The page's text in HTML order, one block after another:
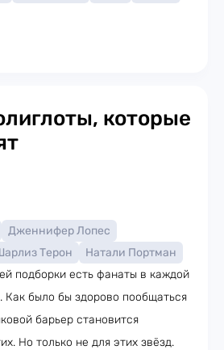
которые
Дженнифер Лопес
Терон
Натали Портман
подборки есть фанаты в каждой
Как было бы здорово пообщаться
барьер становится
Но только не для этих звёзд.